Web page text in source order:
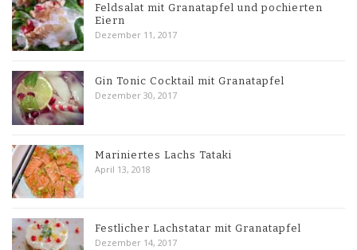
Feldsalat mit Granatapfel und pochierten
Eiern
Dezember 11, 2017
Gin Tonic Cocktail mit Granatapfel
Dezember 30, 2017
Mariniertes Lachs Tataki
April 13, 2018
Festlicher Lachstatar mit Granatapfel
Dezember 14, 2017